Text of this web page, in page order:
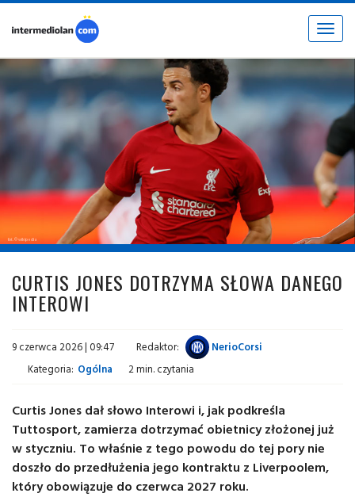
Toggle
fot. © wikipedia
CURTIS JONES DOTRZYMA SŁOWA DANEGO
INTEROWI
9 czerwca 2026 | 09:47 Redaktor:
NerioCorsi
Kategoria: Ogólna 2 min. czytania
Curtis Jones dał słowo Interowi i, jak podkreśla
Tuttosport, zamierza dotrzymać obietnicy złożonej już
w styczniu. To właśnie z tego powodu do tej pory nie
doszło do przedłużenia jego kontraktu z Liverpoolem,
który obowiązuje do czerwca 2027 roku.